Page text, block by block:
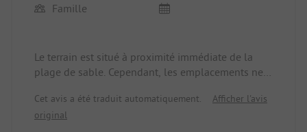
Famille
Le terrain est situé à proximité immédiate de la
plage de sable. Cependant, les emplacements ne
pluie, notre emplacement était sous l'eau. Les
installations sanitaires sont de qualité correcte,
Cet avis a été traduit automatiquement.
Afficher l'avis
original